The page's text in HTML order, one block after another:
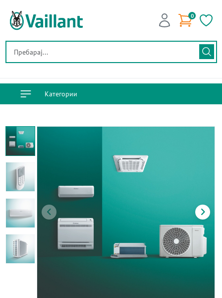
0
Категории